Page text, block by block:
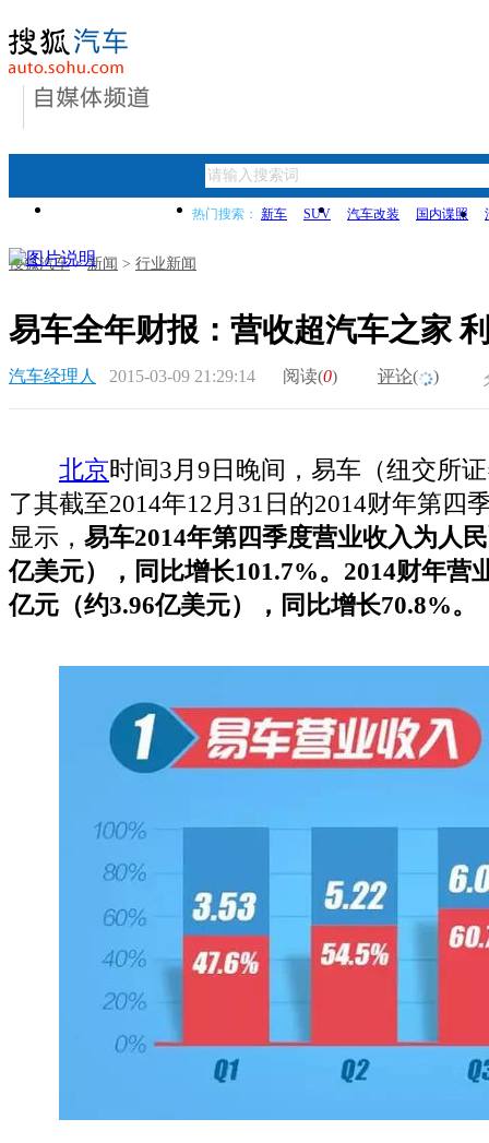
热门搜索： 新车 SUV 汽车改装 国内谍照
新闻 买车指导
搜狐汽车>新闻 > 行业新闻
易车全年财报：营收超汽车之家
汽车经理人 2015-03-09 21:29:14 阅读(0) 评论( )
北京时间3月9日晚间，易车（纽交所
了其截至2014年12月31日的2014财年第四
显示， 易车2014年第四季度营业收入为人
亿美元），同比增长101.7%。2014财年营
亿元（约3.96亿美元），同比增长70.8%。